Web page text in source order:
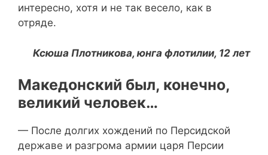
интересно, хотя и не так весело, как в
отряде.
Ксюша Плотникова, юнга флотилии, 12 лет
Македонский был, конечно,
великий человек…
— После долгих хождений по Персидской
державе и разгрома армии царя Персии